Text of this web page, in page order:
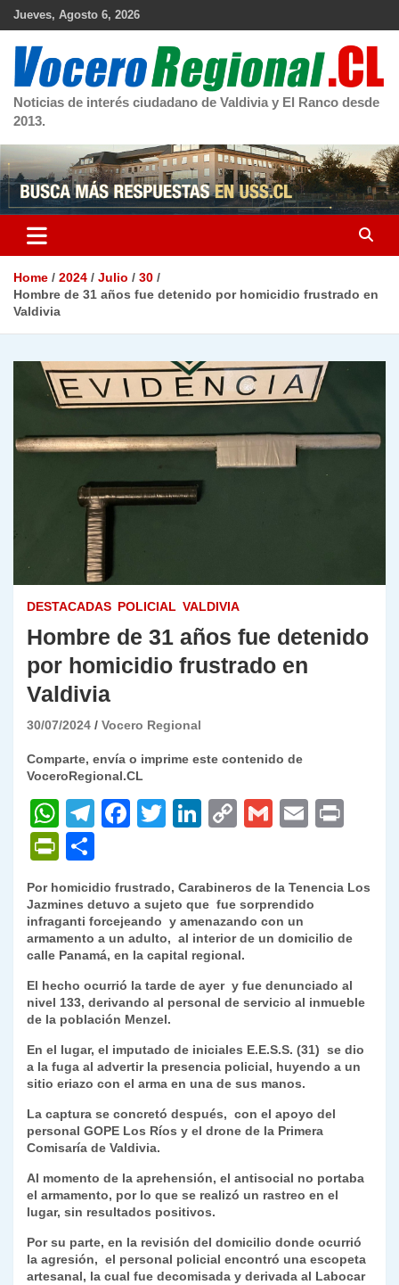
Skip
Jueves, Agosto 6, 2026
Noticias de interés ciudadano de Valdivia y El Ranco desde
2013.
Home 2024 Julio
30
Hombre de 31 años fue detenido por homicidio frustrado en
Valdivia
DESTACADAS POLICIAL VALDIVIA
Hombre de 31 años fue detenido
por homicidio frustrado en
Valdivia
30/07/2024 Vocero Regional
Comparte, envía o imprime este contenido de
VoceroRegional.CL
W
h
at
s
A
p
p
T
gr
a
m
F
e
b
o
o
k
T
er
Li
e
dI
n
C
y
Li
n
k
G
l
E
l
P
nt
Fr
ie
n
dl
y
o
m
p
ar
tir
Por homicidio frustrado, Carabineros de la Tenencia Los
Jazmines detuvo a sujeto que fue sorprendido
infraganti forcejeando y amenazando con un
armamento a un adulto, al interior de un domicilio de
calle Panamá, en la capital regional.
El hecho ocurrió la tarde de ayer y fue denunciado al
nivel 133, derivando al personal de servicio al inmueble
de la población Menzel.
En el lugar, el imputado de iniciales E.E.S.S. (31) se dio
a la fuga al advertir la presencia policial, huyendo a un
sitio eriazo con el arma en una de sus manos.
La captura se concretó después, con el apoyo del
personal GOPE Los Ríos y el drone de la Primera
Comisaría de Valdivia.
Al momento de la aprehensión, el antisocial no portaba
el armamento, por lo que se realizó un rastreo en el
lugar, sin resultados positivos.
Por su parte, en la revisión del domicilio donde ocurrió
la agresión, el personal policial encontró una escopeta
artesanal, la cual fue decomisada y derivada al Labocar